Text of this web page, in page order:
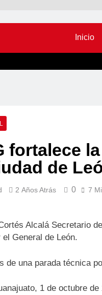
Inicio
fortalece
de
2 Años Atrás 0 7
Alcalá Secretario
el General de León.
de una parada técnica
1 de octubre